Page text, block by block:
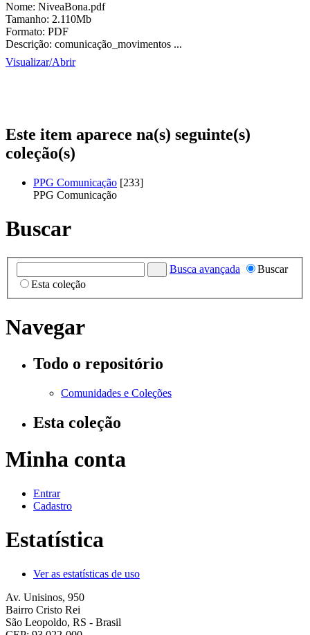
Nome: NiveaBona.pdf
Tamanho: 2.110Mb
Formato: PDF
Descrição: comunicação_movimentos ...
Visualizar/Abrir
Este item aparece na(s) seguinte(s)
coleção(s)
PPG Comunicação [233]
PPG Comunicação
Buscar
Busca avançada
Buscar
Esta coleção
Navegar
Todo o repositório
Comunidades e Coleções
Esta coleção
Minha conta
Entrar
Cadastro
Estatística
Ver as estatísticas de uso
Av. Unisinos, 950
Bairro Cristo Rei
São Leopoldo, RS - Brasil